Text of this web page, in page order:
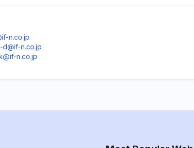
n.co.jp
d@if-n.co.jp
n.co.jp